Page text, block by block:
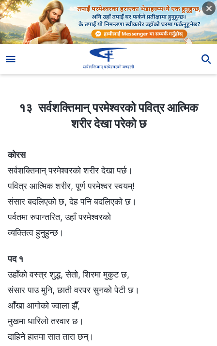
१३ सर्वशक्तिमान् परमेश्‍वरको पवित्र आत्मिक शरीर देखा परेको छ
१३ सर्वशक्तिमान् परमेश्‍वरको पवित्र आत्मिक
शरीर देखा परेको छ
कोरस
सर्वशक्तिमान् परमेश्‍वरको शरीर देखा पर्छ।
पवित्र आत्मिक शरीर, पूर्ण परमेश्‍वर स्वयम्!
संसार बदलिएको छ, देह पनि बदलिएको छ।
पर्वतमा रुपान्तरित, उहाँ परमेश्‍वरको
व्यक्तित्व हुनुहुन्छ।
पद १
उहाँको वस्त्र शुद्ध, सेतो, शिरमा मुकुट छ,
संसार पाउ मुनि, छाती वरपर सुनको पेटी छ।
आँखा आगोको ज्वाला झैँ,
मुखमा धारिलो तरवार छ।
दाहिने हातमा सात तारा छन्।